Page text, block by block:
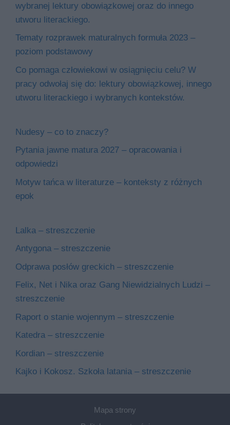
wybranej lektury obowiązkowej oraz do innego
utworu literackiego.
Tematy rozprawek maturalnych formuła 2023 –
poziom podstawowy
Co pomaga człowiekowi w osiągnięciu celu? W
pracy odwołaj się do: lektury obowiązkowej, innego
utworu literackiego i wybranych kontekstów.
Nudesy – co to znaczy?
Pytania jawne matura 2027 – opracowania i
odpowiedzi
Motyw tańca w literaturze – konteksty z różnych
epok
Lalka – streszczenie
Antygona – streszczenie
Odprawa posłów greckich – streszczenie
Felix, Net i Nika oraz Gang Niewidzialnych Ludzi –
streszczenie
Raport o stanie wojennym – streszczenie
Katedra – streszczenie
Kordian – streszczenie
Kajko i Kokosz. Szkoła latania – streszczenie
Mapa strony